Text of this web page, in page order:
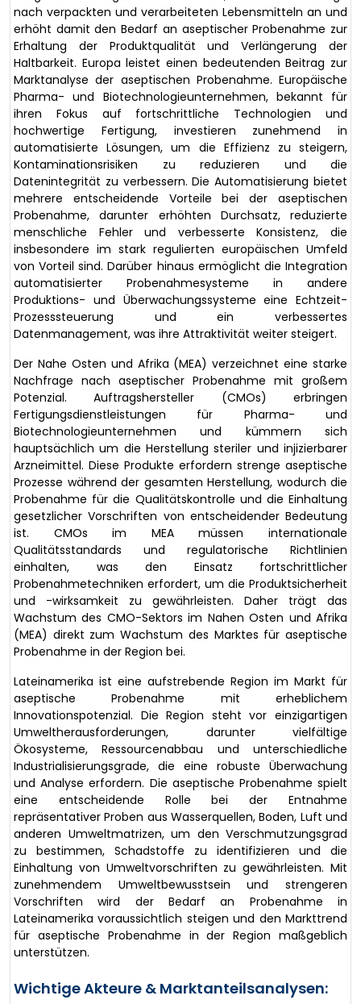
nach verpackten und verarbeiteten Lebensmitteln an und
erhöht damit den Bedarf an aseptischer Probenahme zur
Erhaltung der Produktqualität und Verlängerung der
Haltbarkeit. Europa leistet einen bedeutenden Beitrag zur
Marktanalyse der aseptischen Probenahme. Europäische
Pharma- und Biotechnologieunternehmen, bekannt für
ihren Fokus auf fortschrittliche Technologien und
hochwertige Fertigung, investieren zunehmend in
automatisierte Lösungen, um die Effizienz zu steigern,
Kontaminationsrisiken zu reduzieren und die
Datenintegrität zu verbessern. Die Automatisierung bietet
mehrere entscheidende Vorteile bei der aseptischen
Probenahme, darunter erhöhten Durchsatz, reduzierte
menschliche Fehler und verbesserte Konsistenz, die
insbesondere im stark regulierten europäischen Umfeld
von Vorteil sind. Darüber hinaus ermöglicht die Integration
automatisierter Probenahmesysteme in andere
Produktions- und Überwachungssysteme eine Echtzeit-
Prozesssteuerung und ein verbessertes
Datenmanagement, was ihre Attraktivität weiter steigert.
Der Nahe Osten und Afrika (MEA) verzeichnet eine starke
Nachfrage nach aseptischer Probenahme mit großem
Potenzial. Auftragshersteller (CMOs) erbringen
Fertigungsdienstleistungen für Pharma- und
Biotechnologieunternehmen und kümmern sich
hauptsächlich um die Herstellung steriler und injizierbarer
Arzneimittel. Diese Produkte erfordern strenge aseptische
Prozesse während der gesamten Herstellung, wodurch die
Probenahme für die Qualitätskontrolle und die Einhaltung
gesetzlicher Vorschriften von entscheidender Bedeutung
ist. CMOs im MEA müssen internationale
Qualitätsstandards und regulatorische Richtlinien
einhalten, was den Einsatz fortschrittlicher
Probenahmetechniken erfordert, um die Produktsicherheit
und -wirksamkeit zu gewährleisten. Daher trägt das
Wachstum des CMO-Sektors im Nahen Osten und Afrika
(MEA) direkt zum Wachstum des Marktes für aseptische
Probenahme in der Region bei.
Lateinamerika ist eine aufstrebende Region im Markt für
aseptische Probenahme mit erheblichem
Innovationspotenzial. Die Region steht vor einzigartigen
Umweltherausforderungen, darunter vielfältige
Ökosysteme, Ressourcenabbau und unterschiedliche
Industrialisierungsgrade, die eine robuste Überwachung
und Analyse erfordern. Die aseptische Probenahme spielt
eine entscheidende Rolle bei der Entnahme
repräsentativer Proben aus Wasserquellen, Boden, Luft und
anderen Umweltmatrizen, um den Verschmutzungsgrad
zu bestimmen, Schadstoffe zu identifizieren und die
Einhaltung von Umweltvorschriften zu gewährleisten. Mit
zunehmendem Umweltbewusstsein und strengeren
Vorschriften wird der Bedarf an Probenahme in
Lateinamerika voraussichtlich steigen und den Markttrend
für aseptische Probenahme in der Region maßgeblich
unterstützen.
Wichtige Akteure & Marktanteilsanalysen: